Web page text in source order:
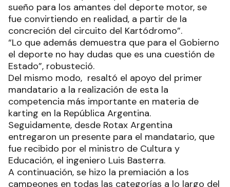
sueño para los amantes del deporte motor, se
fue convirtiendo en realidad, a partir de la
concreción del circuito del Kartódromo”.
“Lo que además demuestra que para el Gobierno
el deporte no hay dudas que es una cuestión de
Estado”, robusteció.
Del mismo modo, resaltó el apoyo del primer
mandatario a la realización de esta la
competencia más importante en materia de
karting en la República Argentina.
Seguidamente, desde Rotax Argentina
entregaron un presente para el mandatario, que
fue recibido por el ministro de Cultura y
Educación, el ingeniero Luis Basterra.
A continuación, se hizo la premiación a los
campeones en todas las categorías a lo largo del